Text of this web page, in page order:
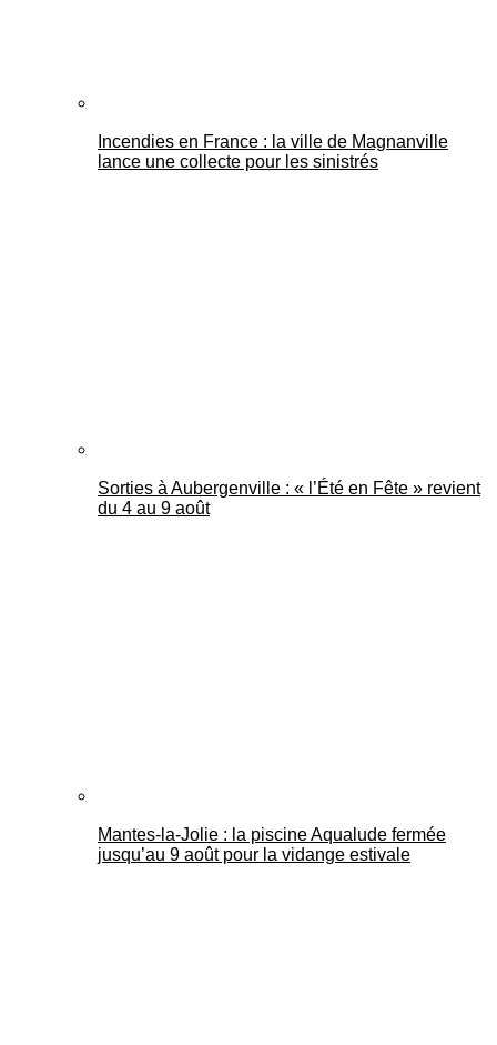
Incendies en France : la ville de Magnanville
lance une collecte pour les sinistrés
Sorties à Aubergenville : « l’Été en Fête » revient
du 4 au 9 août
Mantes-la-Jolie : la piscine Aqualude fermée
jusqu’au 9 août pour la vidange estivale